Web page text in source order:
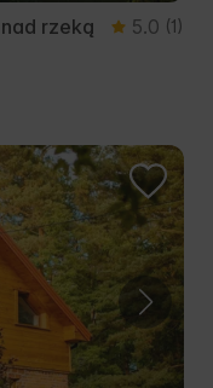
rzeką 5.0 (1)